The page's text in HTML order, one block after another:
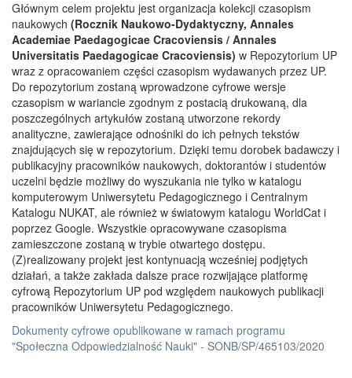
Głównym celem projektu jest organizacja kolekcji czasopism
naukowych (Rocznik Naukowo-Dydaktyczny, Annales
Academiae Paedagogicae Cracoviensis / Annales
Universitatis Paedagogicae Cracoviensis) w Repozytorium UP
wraz z opracowaniem części czasopism wydawanych przez UP.
Do repozytorium zostaną wprowadzone cyfrowe wersje
czasopism w wariancie zgodnym z postacią drukowaną, dla
poszczególnych artykułów zostaną utworzone rekordy
analityczne, zawierające odnośniki do ich pełnych tekstów
znajdujących się w repozytorium. Dzięki temu dorobek badawczy i
publikacyjny pracowników naukowych, doktorantów i studentów
uczelni będzie możliwy do wyszukania nie tylko w katalogu
komputerowym Uniwersytetu Pedagogicznego i Centralnym
Katalogu NUKAT, ale również w światowym katalogu WorldCat i
poprzez Google. Wszystkie opracowywane czasopisma
zamieszczone zostaną w trybie otwartego dostępu.
(Z)realizowany projekt jest kontynuacją wcześniej podjętych
działań, a także zakłada dalsze prace rozwijające platformę
cyfrową Repozytorium UP pod względem naukowych publikacji
pracowników Uniwersytetu Pedagogicznego.
Dokumenty cyfrowe opublikowane w ramach programu
"Społeczna Odpowiedzialność Nauki" - SONB/SP/465103/2020